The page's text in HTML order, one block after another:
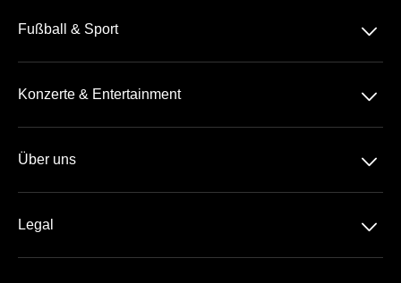
Fußball & Sport 􀆈
3. Liga
Basketball
Handball
Konzerte & Entertainment 􀆈
Rock-Metal
Über uns 􀆈
Legal 􀆈